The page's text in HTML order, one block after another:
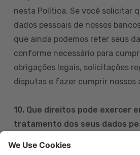
nesta Política. Se você solicitar
dados pessoais de nossos
que ainda podemos reter seus
conforme necessário para
obrigações legais, solicitações
disputas e fazer cumprir nossos
10. Que direitos pode exercer
tratamento dos seus dados